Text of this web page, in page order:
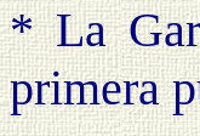
* La
primera